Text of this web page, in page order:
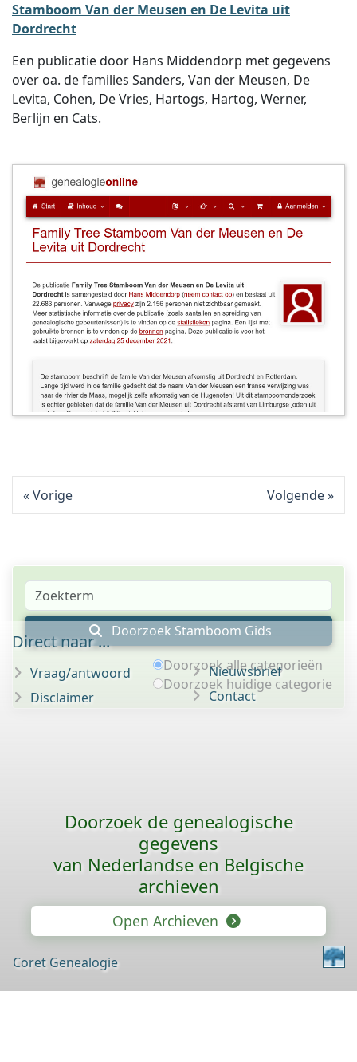
Stamboom Van der Meusen en De Levita uit
Dordrecht
Een publicatie door Hans Middendorp met gegevens
over oa. de families Sanders, Van der Meusen, De
Levita, Cohen, De Vries, Hartogs, Hartog, Werner,
Berlijn en Cats.
Vorige Volgende
Doorzoek Stamboom Gids
Doorzoek alle categorieën
Doorzoek huidige categorie
Direct naar ...
Vraag/antwoord
Disclaimer
Nieuwsbrief
Contact
Doorzoek de genealogische
gegevens
van Nederlandse en Belgische
archieven
Open Archieven
Coret Genealogie